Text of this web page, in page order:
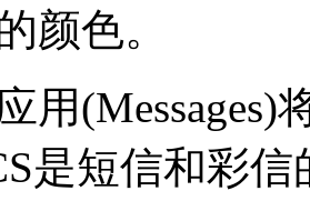
颜色。
(Messages)
是短信和彩